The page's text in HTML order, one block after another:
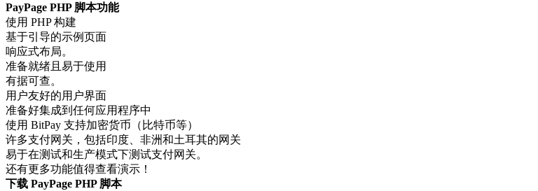
PayPage PHP 脚本功能
使用 PHP 构建
基于引导的示例页面
响应式布局。
准备就绪且易于使用
有据可查。
用户友好的用户界面
准备好集成到任何应用程序中
使用 BitPay 支持加密货币（比特币等）
许多支付网关，包括印度、非洲和土耳其的网关
易于在测试和生产模式下测试支付网关。
还有更多功能值得查看演示！
下载 PayPage PHP 脚本